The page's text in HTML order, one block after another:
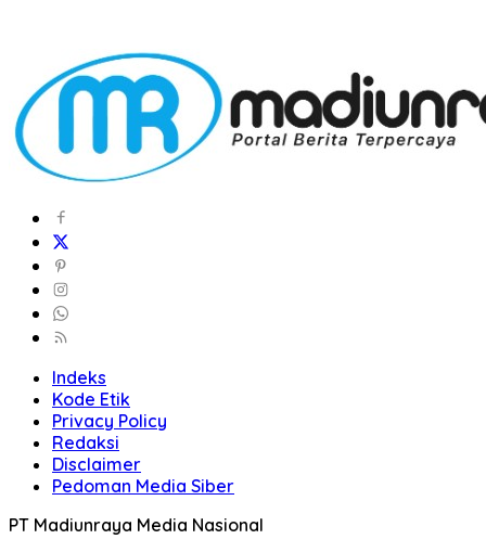
Indeks
Kode Etik
Privacy Policy
Redaksi
Disclaimer
Pedoman Media Siber
PT Madiunraya Media Nasional